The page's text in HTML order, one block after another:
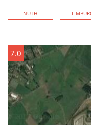
NUTH
7.0